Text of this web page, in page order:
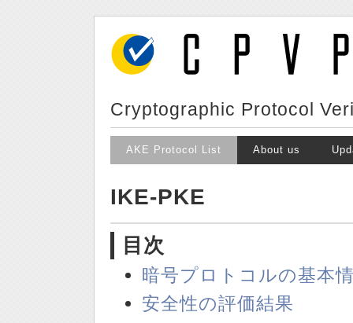
Cryptographic Protocol
AKE Protocol List About us
IKE-PKE
目次
暗号プロトコルの基本
安全性の評価結果